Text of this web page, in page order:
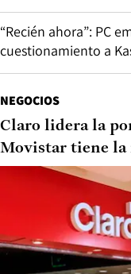
“Recién ahora”: PC
cuestionamiento a
NEGOCIOS
Claro lidera la
Movistar tiene la